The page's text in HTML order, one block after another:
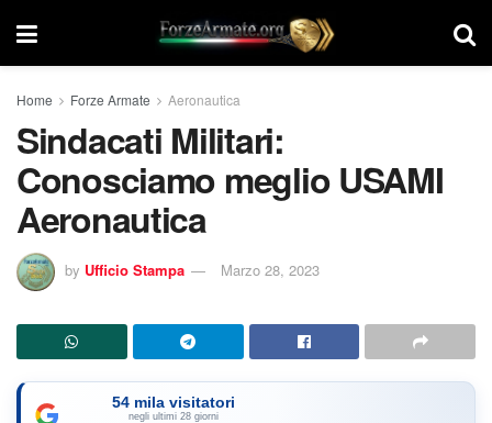
Home Forze Armate Aeronautica
Sindacati Militari:
Conosciamo meglio USAMI
Aeronautica
by Ufficio Stampa Marzo 28, 2023
54 mila visitatori
negli ultimi 28 giorni